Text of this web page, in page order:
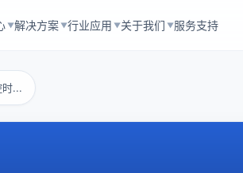
▼解决方案 ▼行业应用 ▼关于我们 ▼服务支持
时...